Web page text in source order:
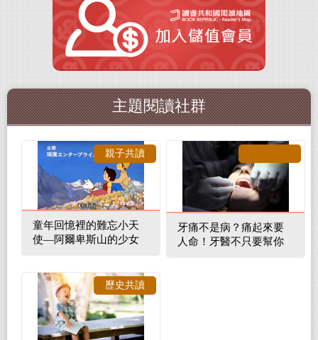
主題閱讀社群
童年回憶裡的難忘小天
使—阿爾卑斯山的少女
親子共讀
牙痛不是病？痛起來要
人命！牙醫不只要幫你
歷史共讀